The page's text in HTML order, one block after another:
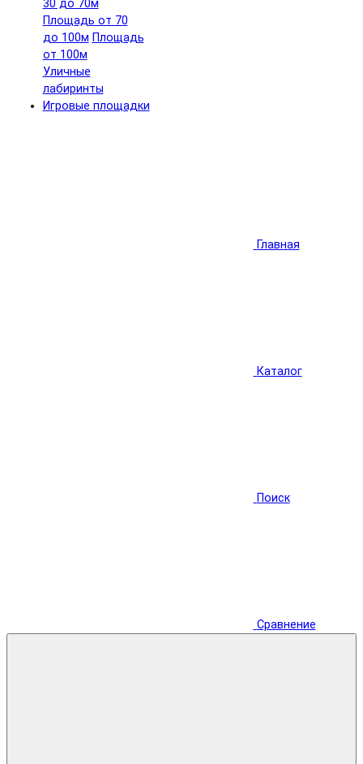
30 до 70м
Площадь от 70
до 100м Площадь
от 100м
Уличные
лабиринты
Игровые площадки
Главная
Каталог
Поиск
Сравнение